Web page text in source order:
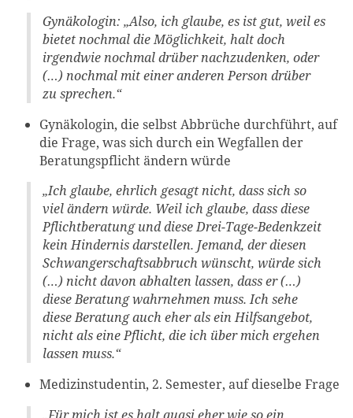
Gynäkologin: „Also, ich glaube, es ist gut, weil es
bietet nochmal die Möglichkeit, halt doch
irgendwie nochmal drüber nachzudenken, oder
(…) nochmal mit einer anderen Person drüber
zu sprechen.“
Gynäkologin, die selbst Abbrüche durchführt, auf
die Frage, was sich durch ein Wegfallen der
Beratungspflicht ändern würde
„Ich glaube, ehrlich gesagt nicht, dass sich so
viel ändern würde. Weil ich glaube, dass diese
Pflichtberatung und diese Drei-Tage-Bedenkzeit
kein Hindernis darstellen. Jemand, der diesen
Schwangerschaftsabbruch wünscht, würde sich
(…) nicht davon abhalten lassen, dass er (…)
diese Beratung wahrnehmen muss. Ich sehe
diese Beratung auch eher als ein Hilfsangebot,
nicht als eine Pflicht, die ich über mich ergehen
lassen muss.“
Medizinstudentin, 2. Semester, auf dieselbe Frage